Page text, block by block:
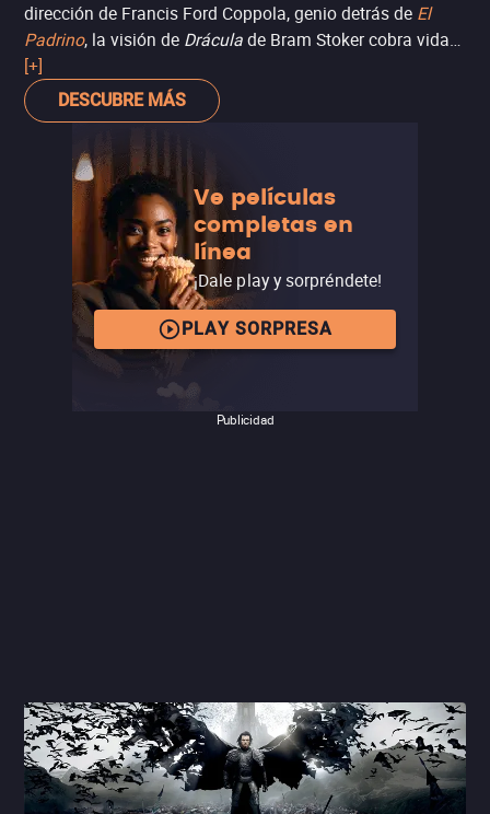
dirección de Francis Ford Coppola, genio detrás de El
Padrino, la visión de Dráculade Bram Stoker cobra vida
con una brillante actuación de Gary Oldman, en una
producción imperdible que ganó el Oscar por Mejor
vestuario, Mejor maquillaje y Mejor sonido.
[+]
DESCUBRE MÁS
Ve películas
completas en
línea
¡Dale play y sorpréndete!
PLAY SORPRESA
Publicidad